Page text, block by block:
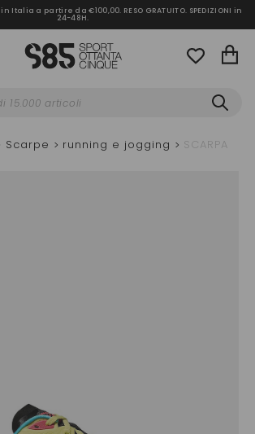
in Italia a partire da €100,00. RESO GRATUITO. SPEDIZIONI in
24-48H.
Scarpe running e jogging SCARPA